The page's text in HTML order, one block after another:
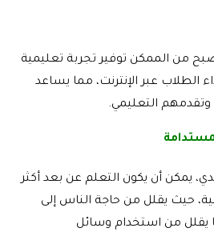
من الممكن توفير تجربة تعليمية
الطلاب عبر الإنترنت، مما يساعد
التعليمي.
يمكن أن يكون التعلم عن بعد أكثر
حيث يقلل من حاجة الناس إلى
يقلل من استخدام وسائل